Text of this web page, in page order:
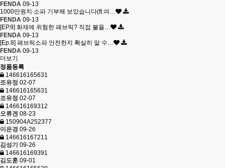
FENDA 09-13
1000만원치 소파 기부해 보았습니다(ft.여…
FENDA 09-13
[EP.9] 화재에 위험한 패브릭? 직접 불을…
FENDA 09-13
[Ep.8] 패브릭소파 안전한지 확실히 알 수…
FENDA 09-13
더보기
정품등록
146616165631
조유정 02-07
146616165631
조유정 02-07
146616169312
오류겐 08-23
150904A252377
이은경 09-26
146616167211
김성기 09-26
146616169391
김도훈 09-01